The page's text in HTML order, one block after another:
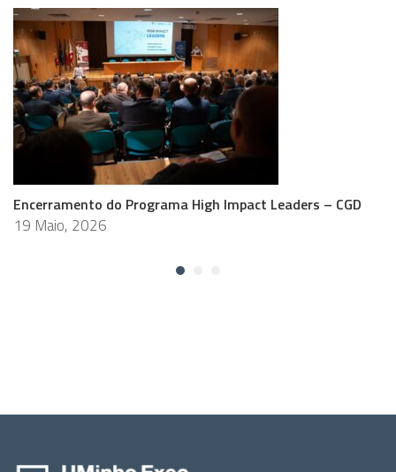
Encerramento do Programa High Impact Leaders – CGD
19 Maio, 2026